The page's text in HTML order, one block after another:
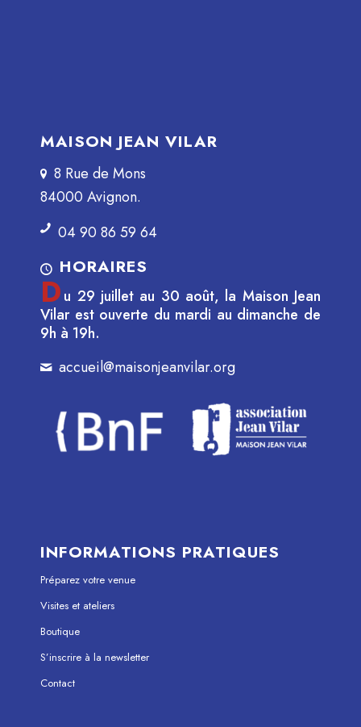
MAISON JEAN VILAR
8 Rue de Mons
84000 Avignon.
04 90 86 59 64
HORAIRES
Du 29 juillet au 30 août, la Maison Jean
Vilar est ouverte du mardi au dimanche de
9h à 19h.
accueil@maisonjeanvilar.org
INFORMATIONS PRATIQUES
Préparez votre venue
Visites et ateliers
Boutique
S’inscrire à la newsletter
Contact